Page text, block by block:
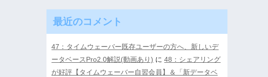
最近のコメント
47：タイムウェーバー既存ユーザーの方へ、新しいデ
ータベースPro2.0解説(動画あり) に48：シェアリング
が好評【タイムウェーバー自習会員】＆「新データベ